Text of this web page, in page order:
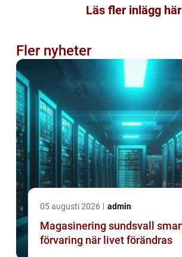
Läs fler inlägg här
Fler nyheter
05 augusti 2026 admin
Magasinering sundsvall smart
förvaring när livet förändras